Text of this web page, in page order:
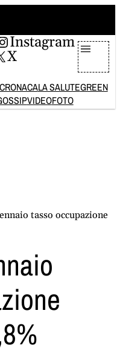
Instagram
X
CRONACALA SALUTEGREEN
VIDEOFOTO
tasso occupazione